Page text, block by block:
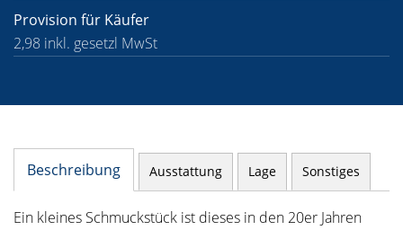
Provision für Käufer
2,98 inkl. gesetzl MwSt
Beschreibung Ausstattung Lage Sonstiges
Ein kleines Schmuckstück ist dieses in den 20er Jahren